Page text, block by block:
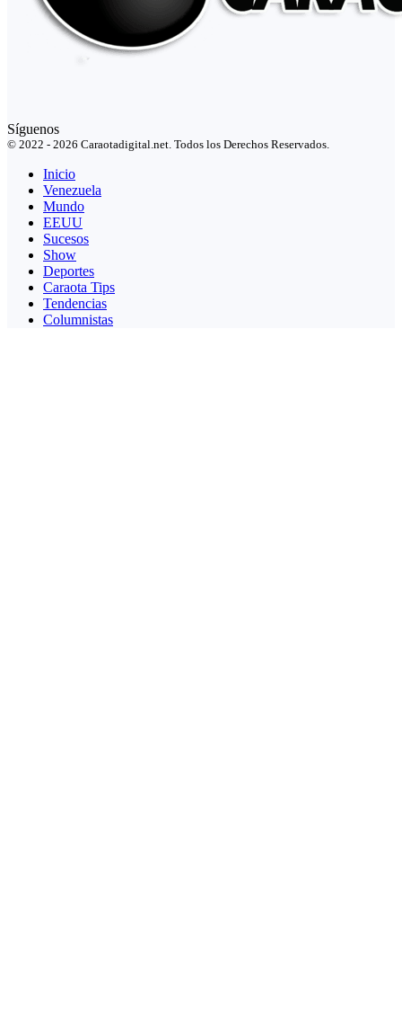
Síguenos
© 2022 - 2026 Caraotadigital.net. Todos los Derechos Reservados.
Inicio
Venezuela
Mundo
EEUU
Sucesos
Show
Deportes
Caraota Tips
Tendencias
Columnistas